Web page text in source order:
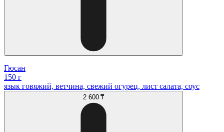
Гюсан
150 г
язык говяжий, ветчина, свежий огурец, лист салата, соус
2 600 ₸